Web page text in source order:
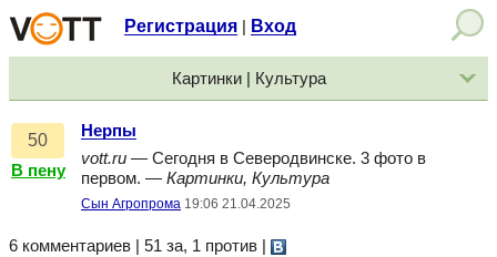
Регистрация Вход
Картинки | Культура
50
В пену
Нерпы
vott.ru — Сегодня в Северодвинске. 3 фото в
первом. — Картинки, Культура
Сын Агропрома 19:06 21.04.2025
6 комментариев | 51 за, 1 против